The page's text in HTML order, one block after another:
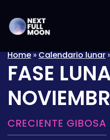
Home»Calendario lunar
FASE
CRECIENTE GIBOSA